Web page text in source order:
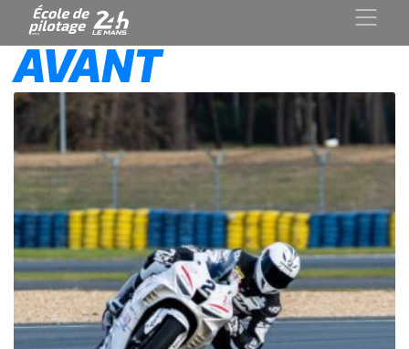
AVANT